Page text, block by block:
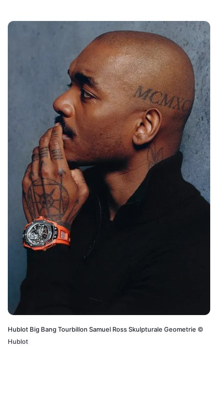
Hublot Big Bang Tourbillon Samuel Ross Skulpturale Geometrie ©
Hublot